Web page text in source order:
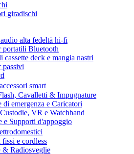
giradischi
alta fedeltà hi-fi
portatili Bluetooth
cassette deck e mangia nastri
passivi
smart
Cavalletti & Impugnature
di emergenza e Caricatori
VR e Watchband
e Supporti d'appoggio
e cordless
& Radiosveglie